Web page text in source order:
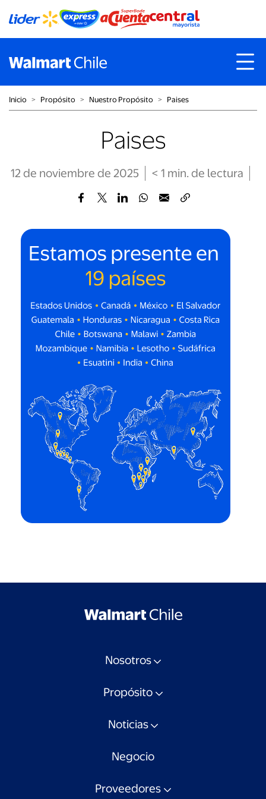
Inicio ˃ Propósito ˃ Nuestro Propósito ˃ Paises
Paises
12 de noviembre de 2025 < 1 min. de lectura
Nosotros
Propósito
Noticias
Negocio
Proveedores